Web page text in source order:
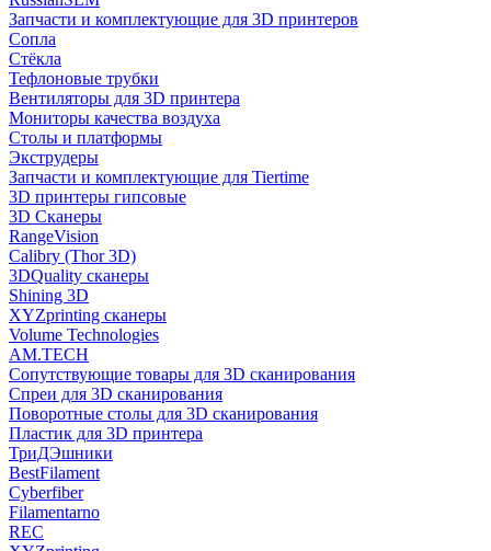
Запчасти и комплектующие для 3D принтеров
Сопла
Cтёкла
Тефлоновые трубки
Вентиляторы для 3D принтера
Мониторы качества воздуха
Столы и платформы
Экструдеры
Запчасти и комплектующие для Tiertime
3D принтеры гипсовые
3D Сканеры
RangeVision
Calibry (Thor 3D)
3DQuality сканеры
Shining 3D
XYZprinting сканеры
Volume Technologies
AM.TECH
Сопутствующие товары для 3D сканирования
Спреи для 3D сканирования
Поворотные столы для 3D сканирования
Пластик для 3D принтера
ТриДЭшники
BestFilament
Cyberfiber
Filamentarno
REC